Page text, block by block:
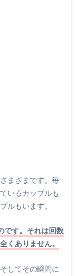
まざまです。毎
いるカップルも
ルもいます。
です。それは回数
くありません。
してその瞬間に